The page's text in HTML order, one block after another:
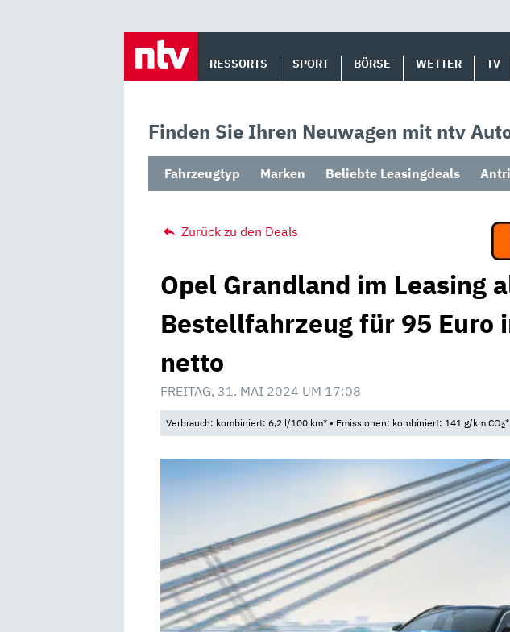
RESSORTS SPORT BÖRSE WETTER TV
Finden Sie Ihren Neuwagen mit ntv
Fahrzeugtyp Marken Beliebte Leasingdeals
Zurück zu den Deals
Opel Grandland im Leasing
Bestellfahrzeug für 95 Euro
netto
FREITAG, 31. MAI 2024 UM 17:08
Verbrauch: kombiniert: 6,2 l/100 km* • Emissionen: kombiniert: 141 g/km CO2*